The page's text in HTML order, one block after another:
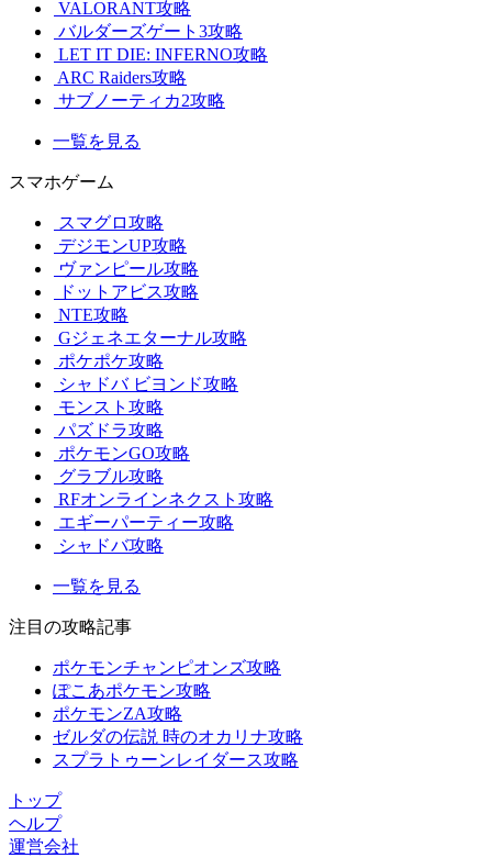
VALORANT攻略
バルダーズゲート3攻略
LET IT DIE: INFERNO攻略
ARC Raiders攻略
サブノーティカ2攻略
一覧を見る
スマホゲーム
スマグロ攻略
デジモンUP攻略
ヴァンピール攻略
ドットアビス攻略
NTE攻略
Gジェネエターナル攻略
ポケポケ攻略
シャドバ ビヨンド攻略
モンスト攻略
パズドラ攻略
ポケモンGO攻略
グラブル攻略
RFオンラインネクスト攻略
エギーパーティー攻略
シャドバ攻略
一覧を見る
注目の攻略記事
ポケモンチャンピオンズ攻略
ぽこあポケモン攻略
ポケモンZA攻略
ゼルダの伝説 時のオカリナ攻略
スプラトゥーンレイダース攻略
トップ
ヘルプ
運営会社